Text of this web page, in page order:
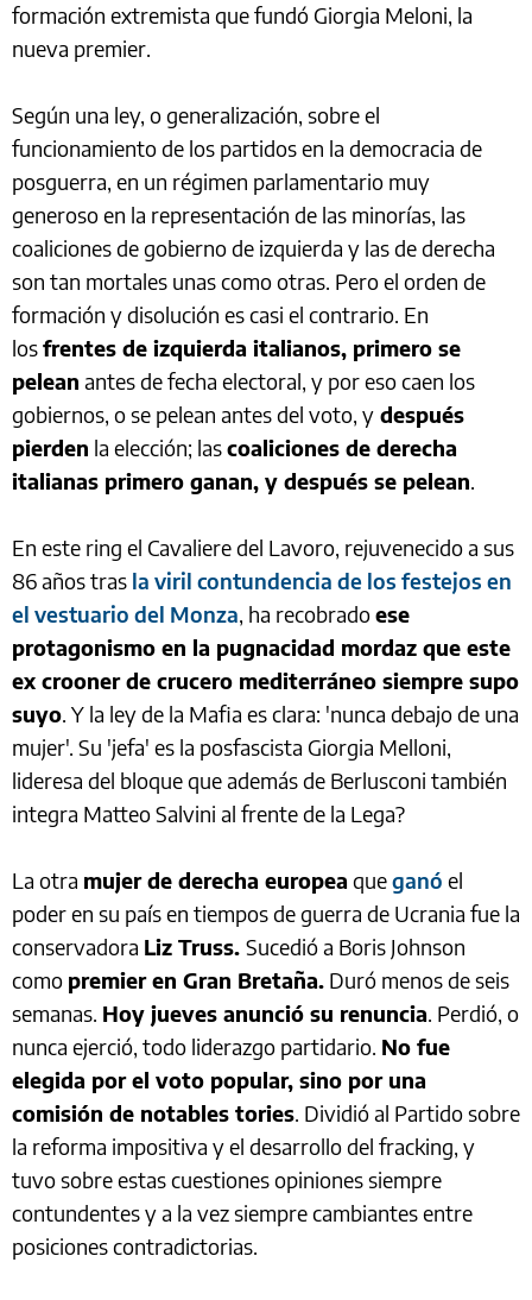
formación extremista que fundó Giorgia Meloni, la
nueva premier.
Según una ley, o generalización, sobre el
funcionamiento de los partidos en la democracia de
posguerra, en un régimen parlamentario muy
generoso en la representación de las minorías, las
coaliciones de gobierno de izquierda y las de derecha
son tan mortales unas como otras. Pero el orden de
formación y disolución es casi el contrario. En
losfrentes de izquierda italianos, primero se
pelean antes de fecha electoral, y por eso caen los
gobiernos, o se pelean antes del voto, y después
pierden la elección; lascoaliciones de derecha
italianas primero ganan, y después se pelean.
En este ring el Cavaliere del Lavoro, rejuvenecido a sus
86 años tras la viril contundencia de los festejos en
el vestuario del Monza, ha recobradoese
protagonismo en la pugnacidad mordaz que este
ex crooner de crucero mediterráneo siempre supo
suyo. Y la ley de la Mafia es clara: 'nunca debajo de una
mujer'. Su 'jefa' es la posfascista Giorgia Melloni,
lideresa del bloque que además de Berlusconi también
integra Matteo Salvini al frente de la Lega?
La otra mujer de derecha europea queganó el
poder en su país en tiempos de guerra de Ucrania fue la
conservadora Liz Truss. Sucedió a Boris Johnson
como premier en Gran Bretaña. Duró menos de seis
semanas. Hoy jueves anunció su renuncia. Perdió, o
nunca ejerció, todo liderazgo partidario. No fue
elegida por el voto popular, sino por una
comisión de notables tories. Dividió al Partido sobre
la reforma impositiva y el desarrollo del fracking, y
tuvo sobre estas cuestiones opiniones siempre
contundentes y a la vez siempre cambiantes entre
posiciones contradictorias.